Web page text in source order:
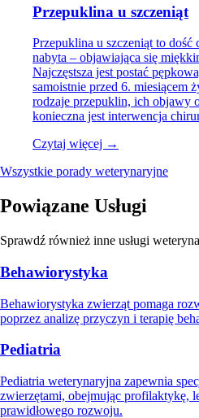
Przepuklina u szczeniąt
Przepuklina u szczeniąt to dość
nabyta – objawiająca się
Najczęstsza jest postać
samoistnie przed 6. miesiącem
rodzaje przepuklin, ich objawy
konieczna jest interwencja
Czytaj więcej →
Wszystkie porady weterynaryjne
Powiązane Usługi
Sprawdź również inne usługi
Behawiorystyka
Behawiorystyka zwierząt pomaga
poprzez analizę przyczyn i terapię
Pediatria
Pediatria weterynaryjna zapewnia
zwierzętami, obejmując profilaktykę,
prawidłowego rozwoju.